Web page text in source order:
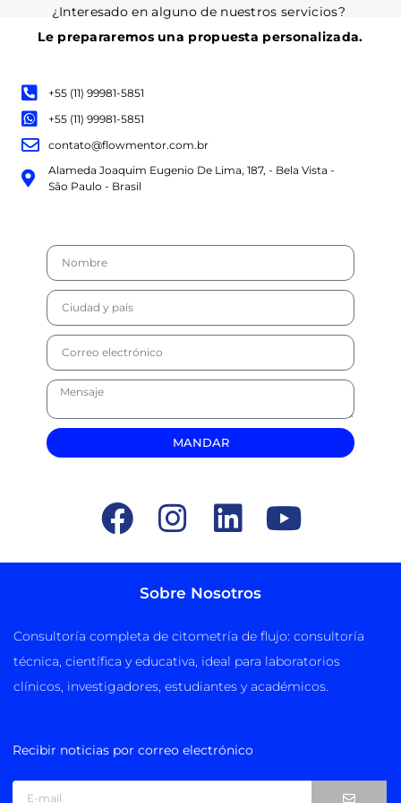
¿Interesado en alguno de nuestros servicios?
Le prepararemos una propuesta personalizada.
+55 (11) 99981-5851
+55 (11) 99981-5851
contato@flowmentor.com.br
Alameda Joaquim Eugenio De Lima, 187, - Bela Vista -
São Paulo - Brasil
MANDAR
Sobre Nosotros
Consultoría completa de citometría de flujo: consultoría
técnica, científica y educativa, ideal para laboratorios
clínicos, investigadores, estudiantes y académicos.
Recibir noticias por correo electrónico